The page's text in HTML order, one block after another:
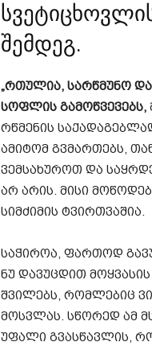
შემდეგ.
„რთულია, სარწმუნო
სოფლის გამოწვევებს,
რწმენის
ამიტომ გვმართებს,
ვემსახუროთ და
არ არის. მისი
სიმძიმის ტვირთვაშია.
საჭიროა, ფართოდ
ნუ დავუცდით
შვილებს, რომლებიც
მოსვლას. სწორედ ამ
უფალი გვასწავლის,